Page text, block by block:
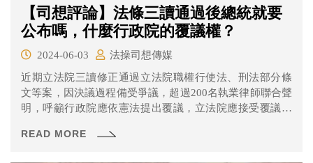
【司想評論】法條三讀通過後總統就要
公布嗎，什麼行政院的覆議權？
2024-06-03
法操司想傳媒
近期立法院三讀修正通過立法院職權行使法、刑法部分條
文等案，因決議過程備受爭議，超過200名執業律師聯合聲
明，呼籲行政院應依憲法提出覆議，立法院應接受覆議，
READ MORE